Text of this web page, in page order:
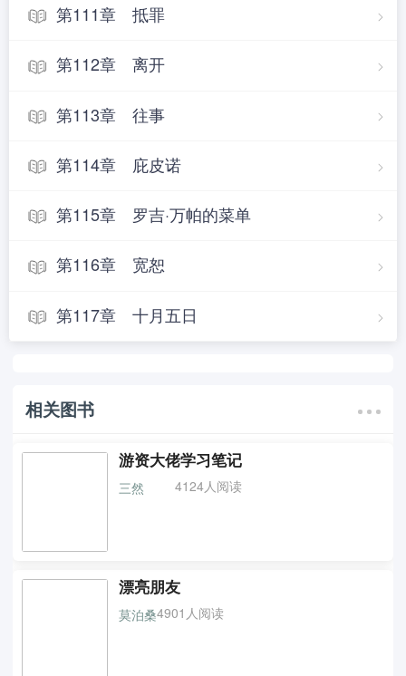
第111章 抵罪
第112章 离开
第113章 往事
第114章 庇皮诺
第115章 罗吉·万帕的菜单
第116章 宽恕
第117章 十月五日
相关图书
游资大佬学习笔记
三然 4124人阅读
漂亮朋友
莫泊桑4901人阅读